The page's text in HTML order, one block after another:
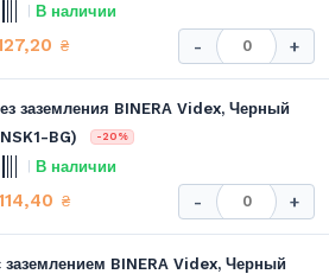
В наличии
₴ - +
заземления BINERA Videx, Черный
BG)
-20%
В наличии
₴ - +
заземлением BINERA Videx, Черный